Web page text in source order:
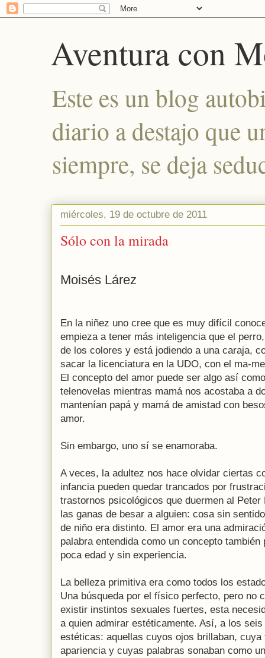
Aventura con
Este es un blog
diario a destajo que
siempre, se deja
miércoles, 19 de octubre de 2011
Sólo con la mirada
Moisés Lárez
En la niñez uno cree que es muy difícil
empieza a tener más inteligencia que el
de los colores y está jodiendo a una caraja,
sacar la licenciatura en la UDO, con el ma-
El concepto del amor puede ser algo así
telenovelas mientras mamá nos acostaba a
mantenían papá y mamá de amistad con
amor.
Sin embargo, uno sí se enamoraba.
A veces, la adultez nos hace olvidar ciertas
infancia pueden quedar trancados por
trastornos psicológicos que duermen al
las ganas de besar a alguien: cosa sin
de niño era distinto. El amor era una
palabra entendida como un concepto
poca edad y sin experiencia.
La belleza primitiva era como todos los
Una búsqueda por el físico perfecto, pero no
existir instintos sexuales fuertes, esta
a quien admirar estéticamente. Así, a los
estéticas: aquellas cuyos ojos brillaban, cuya
apariencia y cuyas palabras sonaban como